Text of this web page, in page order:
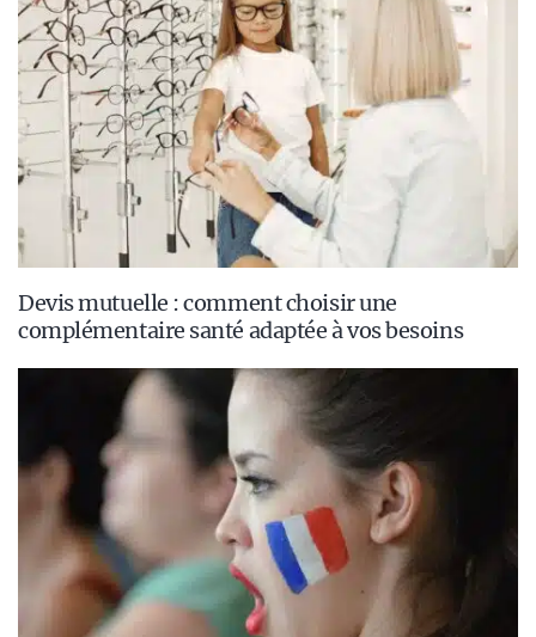
Devis mutuelle : comment choisir une
complémentaire santé adaptée à vos besoins